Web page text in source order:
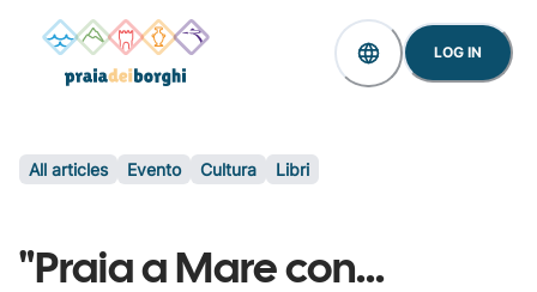
LOG IN
All articles Evento Cultura Libri
"Praia a Mare con...